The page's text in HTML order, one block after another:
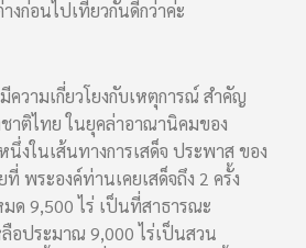
างก่อนไปเที่ยวกันดีกว่าค่ะ
ความเกี่ยวโยงกับเหตุการณ์ สำคัญ
าติไทย ในยุคล่าอาณานิคมของ
นึ่งในเส้นทางการเสด็จ ประพาส ของ
พระองค์ท่านเคยเสด็จถึง 2 ครั้ง
ด 9,500 ไร่ เป็นที่สาธารณะ
อประมาณ 9,000 ไร่เป็นสวน